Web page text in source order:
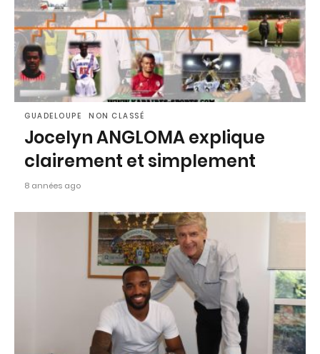
GUADELOUPE NON CLASSÉ
Jocelyn ANGLOMA explique
clairement et simplement
8 années ago